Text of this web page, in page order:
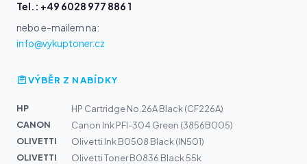
Tel.: +49 6028 977 886 1
nebo e-mailem na:
info@vykuptoner.cz
VÝBĚR Z NABÍDKY
HP
HP Cartridge No.26A Black (CF226A)
CANON
Canon Ink PFI-304 Green (3856B005)
OLIVETTI
Olivetti Ink B0508 Black (IN501)
OLIVETTI
Olivetti Toner B0836 Black 55k